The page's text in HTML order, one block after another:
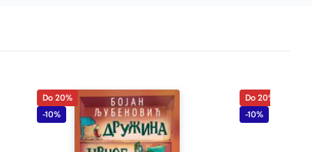
Do 20%
-10%
Do 20%
-10%